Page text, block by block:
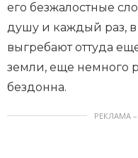
его безжалостные
душу и каждый раз,
выгребают оттуда
земли, еще немного
бездонна.
РЕКЛАМА